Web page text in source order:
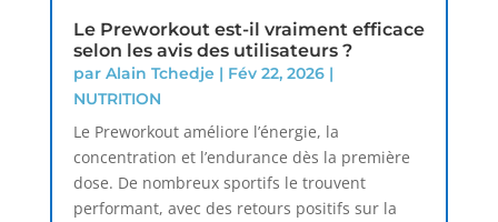
Le Preworkout est-il vraiment efficace
selon les avis des utilisateurs ?
par Alain Tchedje | Fév 22, 2026|
NUTRITION
Le Preworkout améliore l’énergie, la
concentration et l’endurance dès la première
dose. De nombreux sportifs le trouvent
performant, avec des retours positifs sur la